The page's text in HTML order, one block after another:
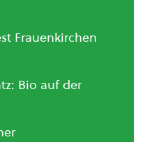
Frauenkirchen
Bio auf der